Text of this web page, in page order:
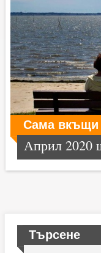
Сама вкъщи
Април 2020
Търсене